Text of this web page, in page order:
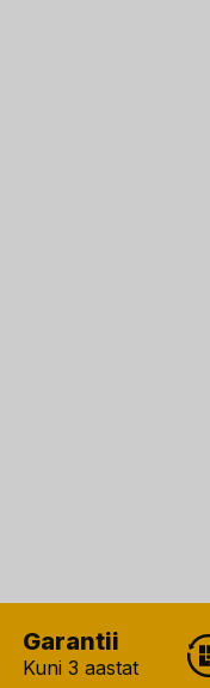
Garantii
Kuni 3 aastat